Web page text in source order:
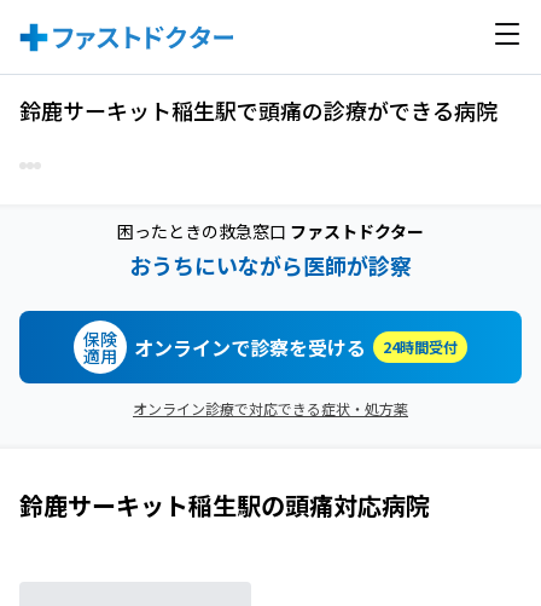
鈴鹿サーキット稲生駅で頭痛の診療ができる病院
困ったときの救急窓口 ファストドクター
おうちにいながら医師が診察
保険
適用 オンラインで診察を受ける 24時間受付
オンライン診療で対応できる症状・処方薬
鈴鹿サーキット稲生駅の頭痛対応病院